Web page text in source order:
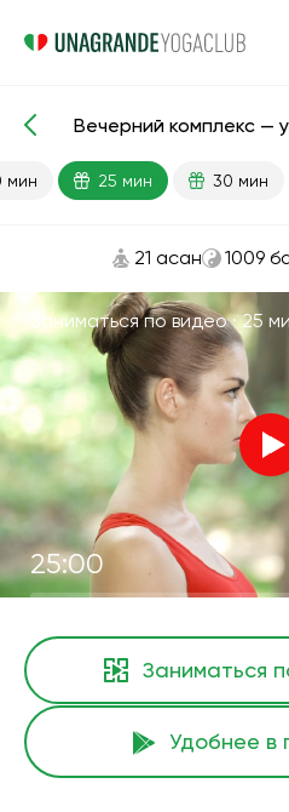
Готовые уроки
Вечерний комплекс —
мин 25 мин 30 мин
21 асан 1009
Заниматься по видео ·25
25:00
Заниматься
Удобнее в